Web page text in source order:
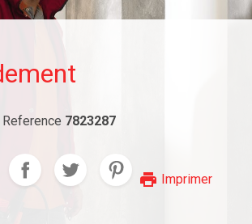
Reference 7823287
print Imprimer